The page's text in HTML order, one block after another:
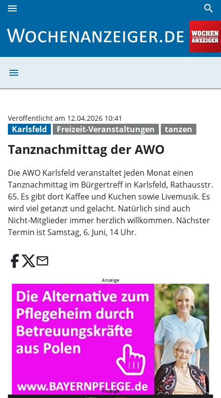
menu search
menu
Karlsfeld Freizeit-Veranstaltungen tanzen
Veröffentlicht am 12.04.2026 10:41
Tanznachmittag der AWO
Die AWO Karlsfeld veranstaltet jeden Monat einen
Tanznachmittag im Bürgertreff in Karlsfeld, Rathausstr.
65. Es gibt dort Kaffee und Kuchen sowie Livemusik. Es
wird viel getanzt und gelacht. Natürlich sind auch
Nicht-Mitglieder immer herzlich willkommen. Nächster
Termin ist Samstag, 6. Juni, 14 Uhr.
email